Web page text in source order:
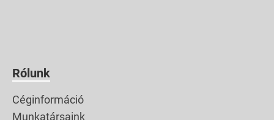
Rólunk
Céginformáció
Munkatársaink